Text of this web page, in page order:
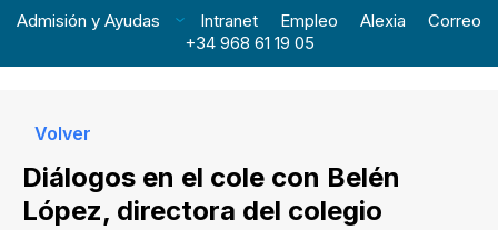
Admisión y Ayudas Intranet Empleo Alexia
Correo
+34 968 61 19 05
Volver
Diálogos en el cole con Belén
López, directora del colegio